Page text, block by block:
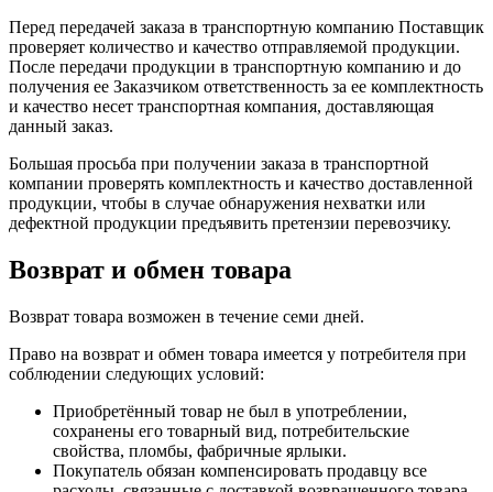
Перед передачей заказа в транспортную компанию Поставщик
проверяет количество и качество отправляемой продукции.
После передачи продукции в транспортную компанию и до
получения ее Заказчиком ответственность за ее комплектность
и качество несет транспортная компания, доставляющая
данный заказ.
Большая просьба при получении заказа в транспортной
компании проверять комплектность и качество доставленной
продукции, чтобы в случае обнаружения нехватки или
дефектной продукции предъявить претензии перевозчику.
Возврат и обмен товара
Возврат товара возможен в течение семи дней.
Право на возврат и обмен товара имеется у потребителя при
соблюдении следующих условий:
Приобретённый товар не был в употреблении,
сохранены его товарный вид, потребительские
свойства, пломбы, фабричные ярлыки.
Покупатель обязан компенсировать продавцу все